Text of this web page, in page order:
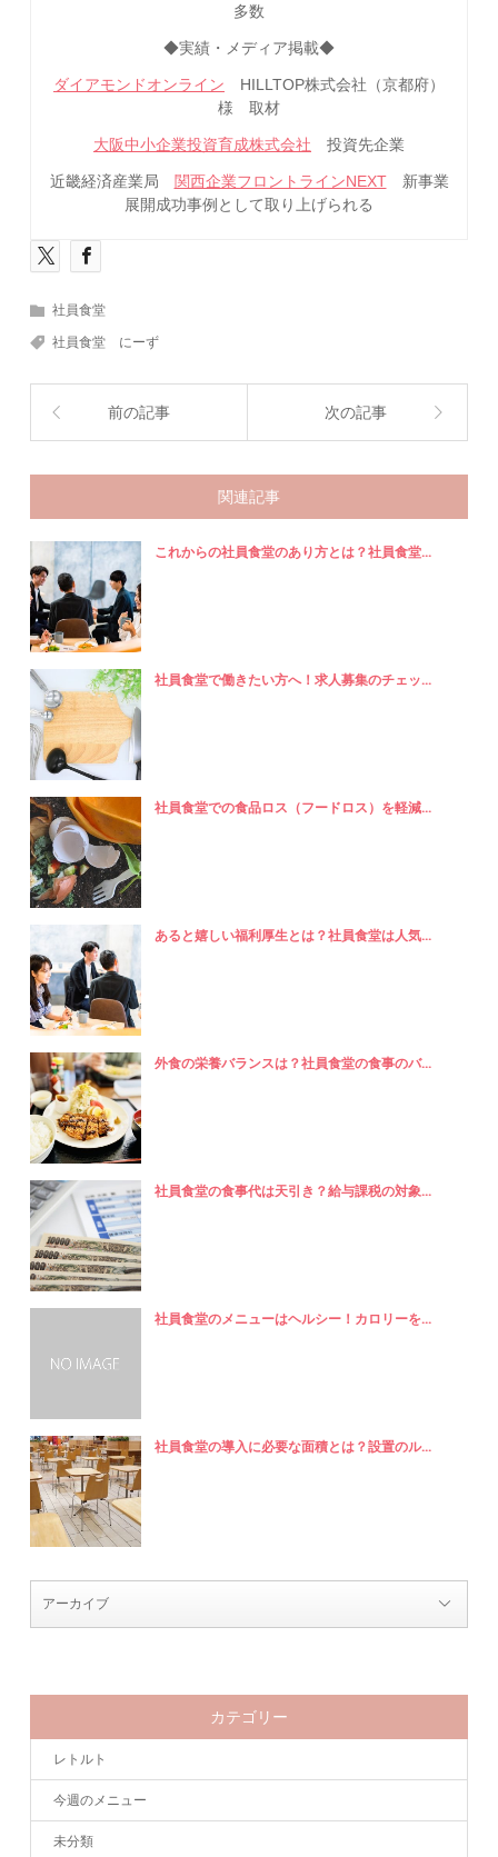
多数
◆実績・メディア掲載◆
ダイアモンドオンライン HILLTOP株式会社（京都府）
様 取材
大阪中小企業投資育成株式会社 投資先企業
近畿経済産業局 関西企業フロントラインNEXT新事業
展開成功事例として取り上げられる
社員食堂
社員食堂 にーず
前の記事 次の記事
関連記事
これからの社員食堂のあり方とは？社員食堂...
社員食堂で働きたい方へ！求人募集のチェッ...
社員食堂での食品ロス（フードロス）を軽減...
あると嬉しい福利厚生とは？社員食堂は人気...
外食の栄養バランスは？社員食堂の食事のバ...
社員食堂の食事代は天引き？給与課税の対象...
社員食堂のメニューはヘルシー！カロリーを...
社員食堂の導入に必要な面積とは？設置のル...
カテゴリー
レトルト
今週のメニュー
未分類